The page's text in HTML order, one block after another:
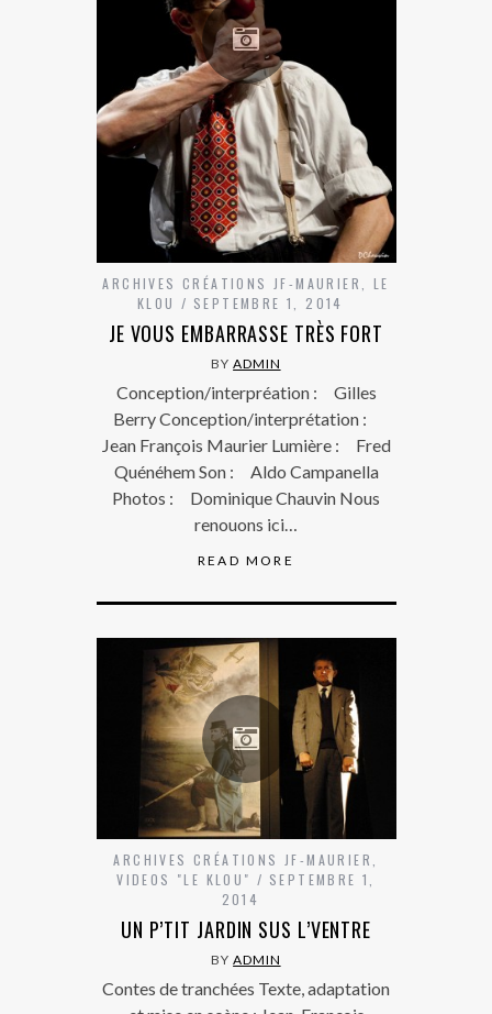
ARCHIVES CRÉATIONS JF-MAURIER
LE
KLOU
SEPTEMBRE 1, 2014
JE VOUS EMBARRASSE TRÈS FORT
BYADMIN
Conception/interpréation : Gilles
Berry Conception/interprétation :
Jean François Maurier Lumière : Fred
Quénéhem Son : Aldo Campanella
Photos : Dominique Chauvin Nous
renouons ici…
READ MORE
ARCHIVES CRÉATIONS JF-MAURIER
VIDEOS "LE KLOU"
SEPTEMBRE 1,
2014
UN P’TIT JARDIN SUS L’VENTRE
BYADMIN
Contes de tranchées Texte, adaptation